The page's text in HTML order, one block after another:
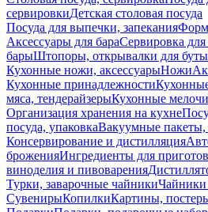
сервировкиДетская столовая посуда
Посуда для выпечки, запекания
Аксессуары для бараСервировка
барыШтопоры, открывалки для
Кухонные ножи, аксессуарыНожи
Кухонные принадлежности
мяса, тендерайзерыКухонные мелочи
Организация хранения на кухне
посуда, упаковкаВакуумные пакеты,
Консервирование и дистилляция
броженияИнгредиенты для
виноделия и пивоварения
Турки, заварочные чайникиЧайники
СувенирыКопилкиКартины,